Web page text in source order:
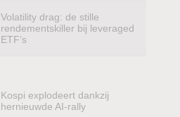
Volatility drag: de stille
rendementskiller bij leveraged
ETF’s
Kospi explodeert dankzij
hernieuwde AI-rally